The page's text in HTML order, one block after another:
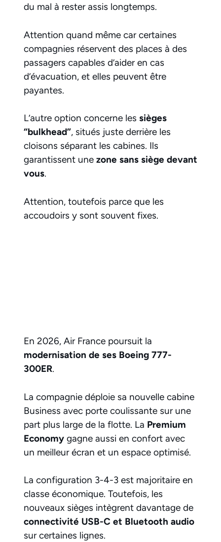
du mal à rester assis longtemps.
Attention quand même car certaines
compagnies réservent des places à des
passagers capables d’aider en cas
d’évacuation, et elles peuvent être
payantes.
L’autre option concerne les sièges
“bulkhead”, situés juste derrière les
cloisons séparant les cabines. Ils
garantissent une zone sans siège devant
vous.
Attention, toutefois parce que les
accoudoirs y sont souvent fixes.
En 2026, Air France poursuit la
modernisation de ses Boeing 777-
300ER.
La compagnie déploie sa nouvelle cabine
Business avec porte coulissante sur une
part plus large de la flotte. La Premium
Economy gagne aussi en confort avec
un meilleur écran et un espace optimisé.
La configuration 3-4-3 est majoritaire en
classe économique. Toutefois, les
nouveaux sièges intègrent davantage de
connectivité USB-C et Bluetooth audio
sur certaines lignes.